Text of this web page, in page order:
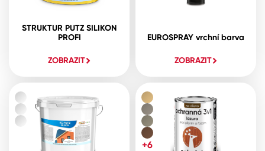
STRUKTUR PUTZ SILIKON
PROFI
ZOBRAZIT
EUROSPRAY vrchní barva
ZOBRAZIT
+6